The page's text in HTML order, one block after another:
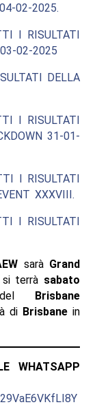
02-2025.
I RISULTATI
02-2025
DELLA
I RISULTATI
31-01-
I RISULTATI
XXXVIII.
I RISULTATI
sarà Grand
terrà sabato
del
Brisbane
di Brisbane in
WHATSAPP